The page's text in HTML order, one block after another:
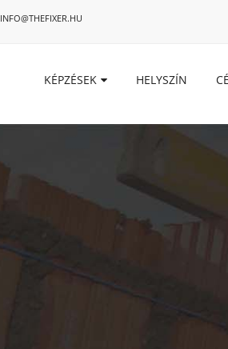
INFO@THEFIXER.HU
KÉPZÉSEK HELYSZÍN